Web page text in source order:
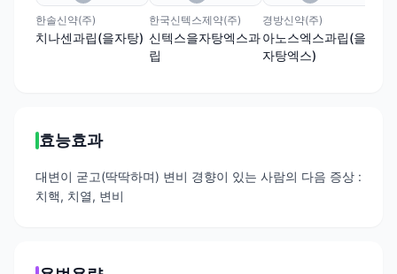
한솔신약(주)
치나센과립(을자탕)
한국신텍스제약(주)
신텍스을자탕엑스과
립
경방신약(주)
아노스엑스과립(을
자탕엑스)
효능효과
대변이 굳고(딱딱하며) 변비 경향이 있는 사람의 다음 증상 :
치핵, 치열, 변비